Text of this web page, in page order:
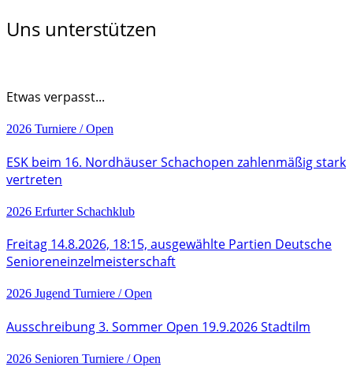
Uns unterstützen
Etwas verpasst...
2026 Turniere / Open
ESK beim 16. Nordhäuser Schachopen zahlenmäßig stark
vertreten
2026 Erfurter Schachklub
Freitag 14.8.2026, 18:15, ausgewählte Partien Deutsche
Senioreneinzelmeisterschaft
2026 Jugend Turniere / Open
Ausschreibung 3. Sommer Open 19.9.2026 Stadtilm
2026 Senioren Turniere / Open